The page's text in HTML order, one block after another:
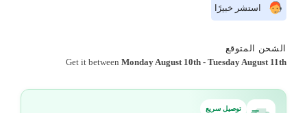
استشر خبيرًا
الشحن المتوقع
Get it betweenMonday August 10th -Tuesday August 11th
توصيل سريع